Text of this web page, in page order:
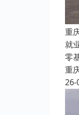
重
就
零
重
26-